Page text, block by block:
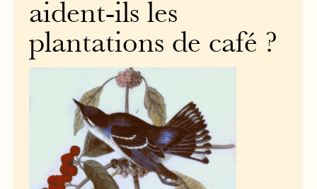
aident-ils les
plantations de café ?